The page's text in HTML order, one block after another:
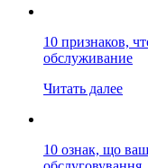
10 признаков,
обслуживание
Читать далее
10 ознак, що